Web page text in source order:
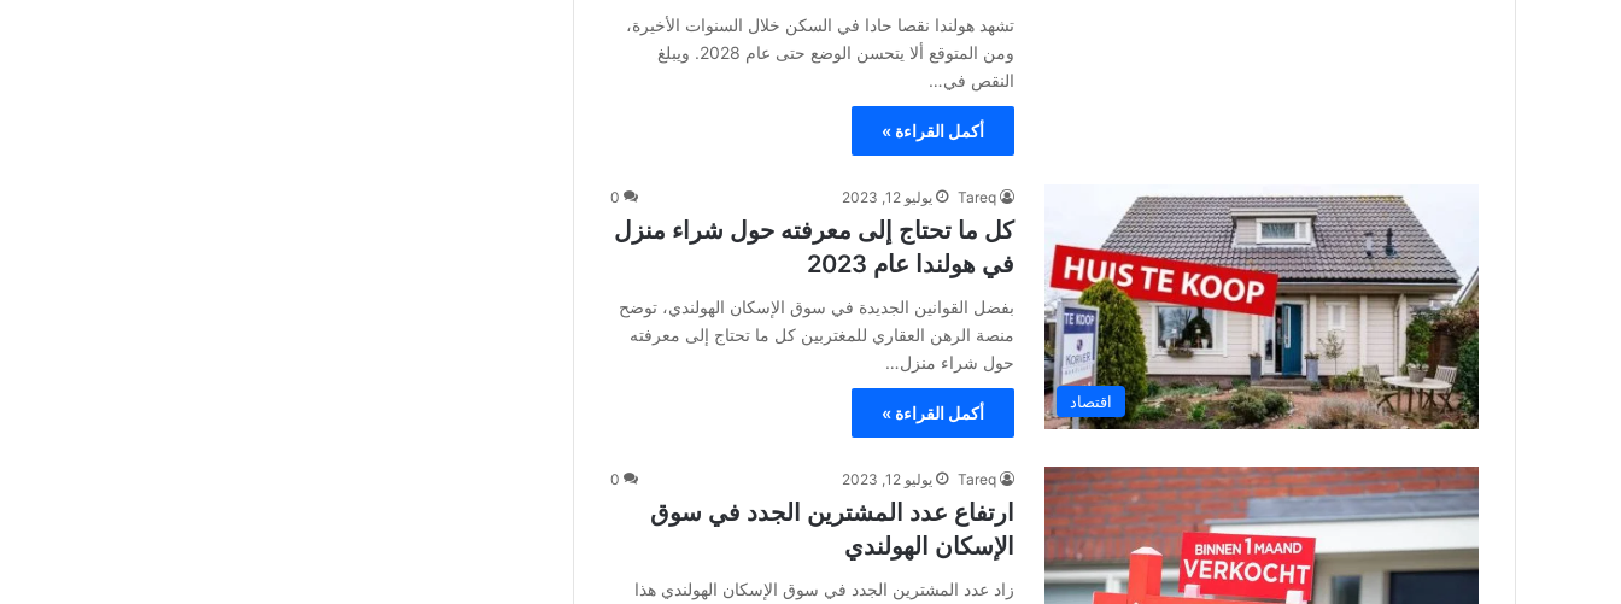
تشهد هولندا نقصا حادا في السكن خلال السنوات الأخيرة،
ومن المتوقع ألا يتحسن الوضع حتى عام 2028. ويبلغ
النقص في…
أكمل القراءة »
اقتصاد
Tareq يوليو 12, 2023 0
كل ما تحتاج إلى معرفته حول شراء منزل
في هولندا عام 2023
بفضل القوانين الجديدة في سوق الإسكان الهولندي، توضح
منصة الرهن العقاري للمغتربين كل ما تحتاج إلى معرفته
حول شراء منزل…
أكمل القراءة »
Tareq يوليو 12, 2023 0
ارتفاع عدد المشترين الجدد في سوق
الإسكان الهولندي
زاد عدد المشترين الجدد في سوق الإسكان الهولندي هذا